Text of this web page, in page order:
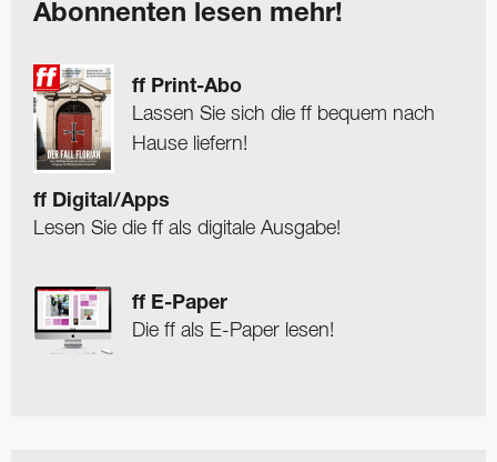
Abonnenten lesen mehr!
ff Print-Abo
Lassen Sie sich die ff bequem nach
Hause liefern!
ff Digital/Apps
Lesen Sie die ff als digitale Ausgabe!
ff E-Paper
Die ff als E-Paper lesen!